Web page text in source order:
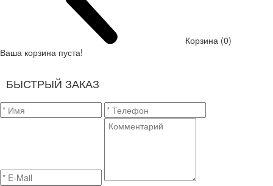
Корзина (0)
Ваша корзина пуста!
БЫСТРЫЙ ЗАКАЗ